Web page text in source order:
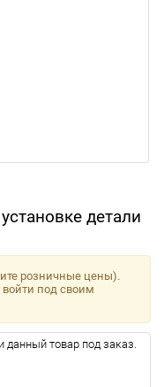
детали
розничные цены).
под своим
товар под заказ.